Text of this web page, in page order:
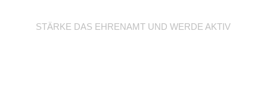
STÄRKE DAS EHRENAMT UND WERDE AKTIV